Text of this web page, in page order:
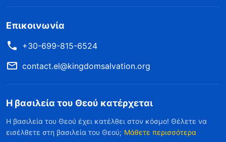
Επικοινωνία
+30-699-815-6524
contact.el@kingdomsalvation.org
Η βασιλεία του Θεού κατέρχεται
Η βασιλεία του Θεού έχει κατέλθει στον κόσμο! Θέλετε να
εισέλθετε στη βασιλεία του Θεού; Μάθετε περισσότερα